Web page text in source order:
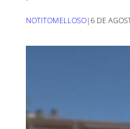
NOTITOMELLOSO|6 DE